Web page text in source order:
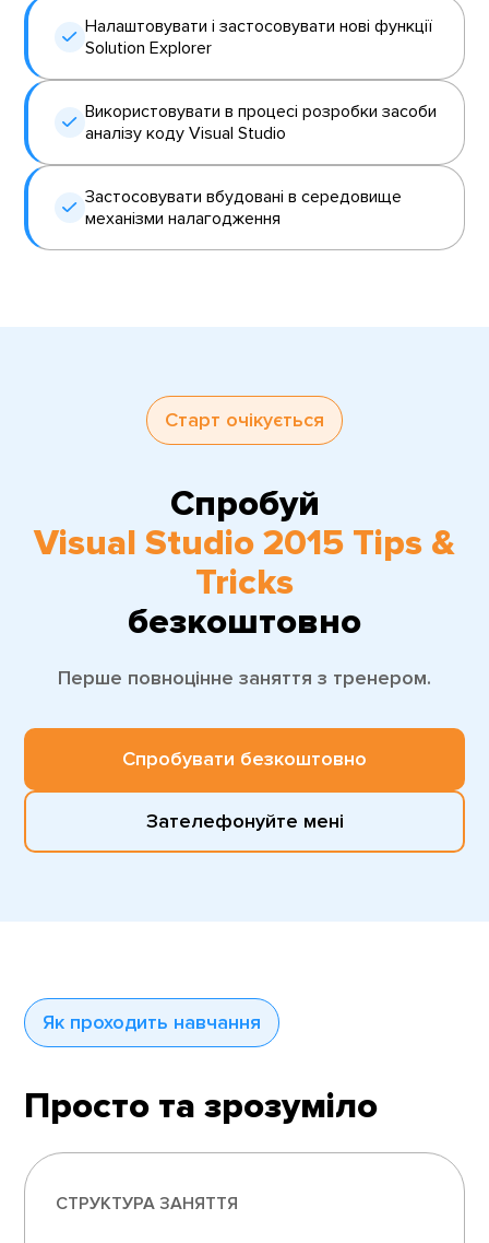
Налаштовувати і застосовувати нові функції
Solution Explorer
Використовувати в процесі розробки засоби
аналізу коду Visual Studio
Застосовувати вбудовані в середовище
механізми налагодження
Старт очікується
Спробуй
Visual Studio 2015 Tips &
Tricks
безкоштовно
Перше повноцінне заняття з тренером.
Спробувати безкоштовно
Зателефонуйте мені
Як проходить навчання
Просто та зрозуміло
СТРУКТУРА ЗАНЯТТЯ